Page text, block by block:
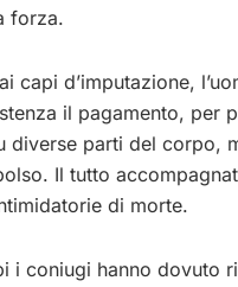
forza.
capi d’imputazione,
il pagamento, per
diverse parti del corpo,
Il tutto
di morte.
i coniugi hanno dovuto